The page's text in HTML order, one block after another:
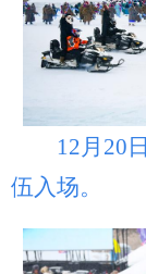
12月20日
伍入场。